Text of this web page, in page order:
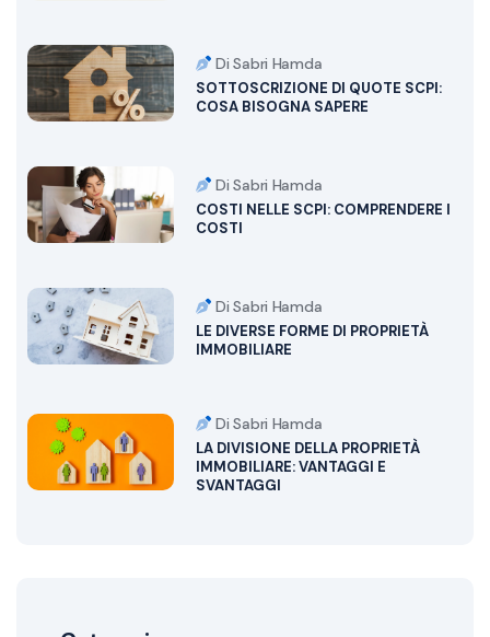
Di Sabri Hamda
SOTTOSCRIZIONE DI QUOTE SCPI:
COSA BISOGNA SAPERE
Di Sabri Hamda
COSTI NELLE SCPI: COMPRENDERE I
COSTI
Di Sabri Hamda
LE DIVERSE FORME DI PROPRIETÀ
IMMOBILIARE
Di Sabri Hamda
LA DIVISIONE DELLA PROPRIETÀ
IMMOBILIARE: VANTAGGI E
SVANTAGGI